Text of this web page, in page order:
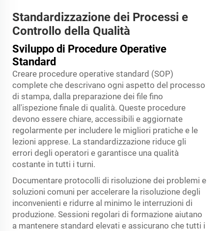
Standardizzazione dei Processi e
Controllo della Qualità
Sviluppo di Procedure Operative
Standard
Creare procedure operative standard (SOP)
complete che descrivano ogni aspetto del processo
di stampa, dalla preparazione dei file fino
all'ispezione finale di qualità. Queste procedure
devono essere chiare, accessibili e aggiornate
regolarmente per includere le migliori pratiche e le
lezioni apprese. La standardizzazione riduce gli
errori degli operatori e garantisce una qualità
costante in tutti i turni.
Documentare protocolli di risoluzione dei problemi e
soluzioni comuni per accelerare la risoluzione degli
inconvenienti e ridurre al minimo le interruzioni di
produzione. Sessioni regolari di formazione aiutano
a mantenere standard elevati e assicurano che tutti i